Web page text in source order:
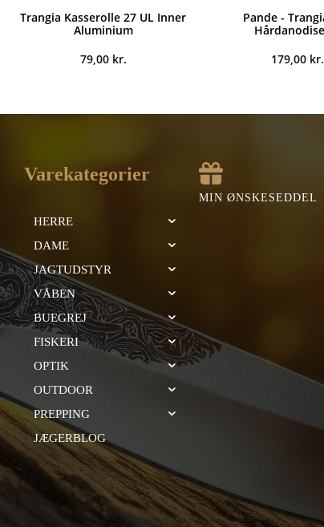
Trangia Kasserolle 27 UL Inner
Aluminium
79,00 kr.
Pande -
179,00 kr.
Varekategorier
HERRE
DAME
JAGTUDSTYR
VÅBEN
BUEGREJ
FISKERI
OPTIK
OUTDOOR
PREPPING
JÆGERBLOG
MIN ØNSKESEDDEL